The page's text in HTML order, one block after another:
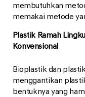
membutuhkan
memakai metode
Plastik Ramah
Konvensional
Bioplastik dan
menggantikan
bentuknya yang